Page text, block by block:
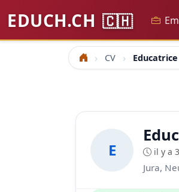
EDUCH.CH 🇨🇭
Accueil CV
E il y a
Jura,